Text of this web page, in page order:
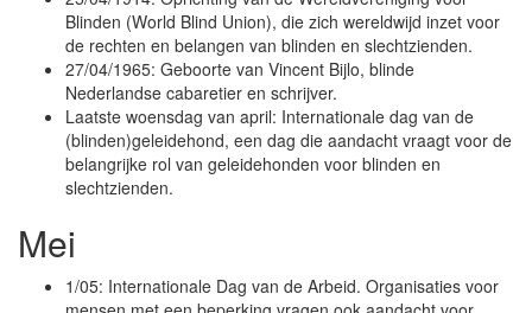
Blinden (World Blind Union), die zich wereldwijd inzet voor
de rechten en belangen van blinden en slechtzienden.
27/04/1965: Geboorte van Vincent Bijlo, blinde
Nederlandse cabaretier en schrijver.
Laatste woensdag van april: Internationale dag van de
(blinden)geleidehond, een dag die aandacht vraagt voor de
belangrijke rol van geleidehonden voor blinden en
slechtzienden.
Mei
1/05: Internationale Dag van de Arbeid. Organisaties voor